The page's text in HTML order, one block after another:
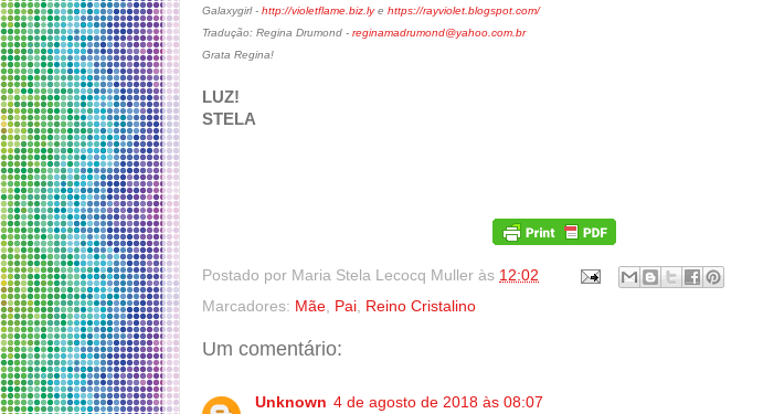
Galaxygirl - http://violetflame.biz.lye https://rayviolet.blogspot.com/
Tradução: Regina Drumond - reginamadrumond@yahoo.com.br
Grata Regina!
LUZ!
STELA
Postado por Maria Stela Lecocq Muller às 12:02
Marcadores: Mãe Pai Reino Cristalino
Um comentário:
Unknown 4 de agosto de 2018 às 08:07